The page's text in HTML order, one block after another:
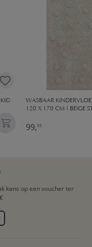
WASBAAR
120 X 170 CM | BEIGE
99,95
kans op een voucher ter